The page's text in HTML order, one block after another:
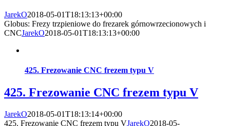
JarekO2018-05-01T18:13:13+00:00
Globus: Frezy trzpieniowe do frezarek górnowrzecionowych i
CNCJarekO2018-05-01T18:13:13+00:00
425. Frezowanie CNC frezem typu V
425. Frezowanie CNC frezem typu V
JarekO2018-05-01T18:13:14+00:00
425. Frezowanie CNC frezem typu VJarekO2018-05-